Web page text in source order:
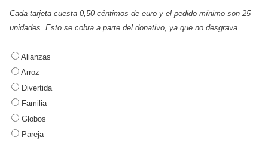
Cada tarjeta cuesta 0,50 céntimos de euro y el pedido mínimo son 25
unidades. Esto se cobra a parte del donativo, ya que no desgrava.
Alianzas
Arroz
Divertida
Familia
Globos
Pareja